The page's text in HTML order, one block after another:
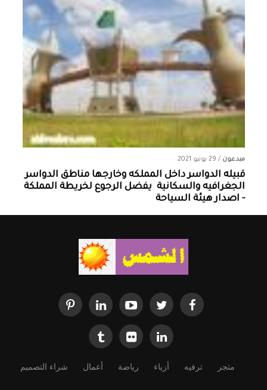
مبدعون / 29 يونيو 2021
قبيله الدواسر داخل المملكه وخارجها ‏مناطق الدواسر
الجغرافيه والسكانية ‏ يفضل الرجوع لخريطة المملكة
- اصدار هيئة السياحة
متجر ترفيه أزياء رياضة أعمال شراء التصميم